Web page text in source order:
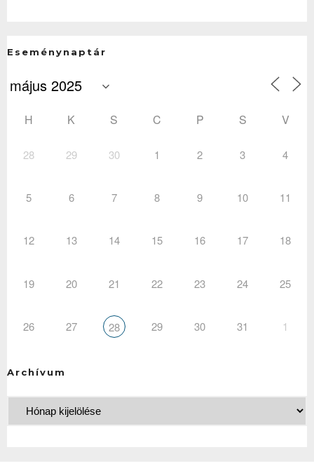
Eseménynaptár
H K S C P S V
28 29 30 1 2 3 4
5 6 7 8 9 10 11
12 13 14 15 16 17 18
19 20 21 22 23 24 25
26 27 28 29 30 31 1
Archívum